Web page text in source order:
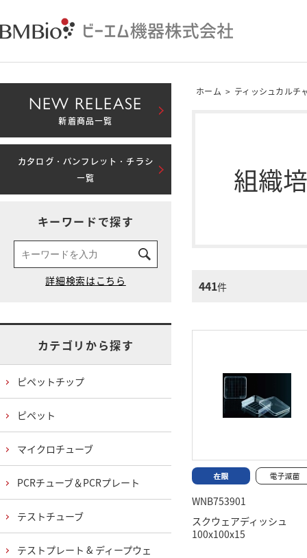
ホーム > ティッシュカルチ
組織
441件
WNB753901
スクウェアディッシュ
100x100x15
NEW RELEASE
新着商品一覧
カタログ・パンフレット・チラシ
一覧
キーワードで探す
カテゴリから探す
ピペットチップ
ピペット
マイクロチューブ
PCRチューブ＆PCRプレート
テストチューブ
テストプレート & ディープウェ